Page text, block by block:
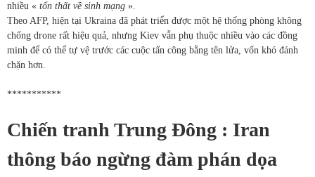
nhiều « tổn thất về sinh mạng ».
Theo AFP, hiện tại Ukraina đã phát triển được một hệ thống phòng không
chống drone rất hiệu quả, nhưng Kiev vẫn phụ thuộc nhiều vào các đồng
minh để có thể tự vệ trước các cuộc tấn công bằng tên lửa, vốn khó đánh
chặn hơn.
***********
Chiến tranh Trung Đông : Iran
thông báo ngừng đàm phán dọa